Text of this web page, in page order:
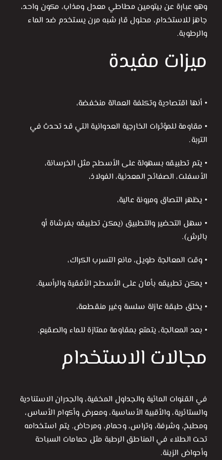
وهو عبارة عن بيتومين مطاطي معدل ومذاب، مكون واحد،
جاهز للاستخدام، محلول قار شبه مرن يستخدم ضد الماء
والرطوبة.
ميزات مفيدة
• أنها اقتصادية وتكلفة العمالة منخفضة،
• مقاومة للمؤثرات الخارجية العدوانية التي قد تحدث في
التربة.
• يتم تطبيقه بسهولة على الأسطح مثل الخرسانة،
الأسفلت، الصفائح المعدنية، الفولاذ،
• يظهر التصاق ومرونة عالية،
• سهل التحضير والتطبيق (يمكن تطبيقه بفرشاة أو
بالرش).
• وقت المعالجة طويل، مانع التسرب الكراك،
• يمكن تطبيقه بأمان على الأسطح الأفقية والرأسية.
• يخلق طبقة عازلة سلسة وغير منقطعة،
• بعد المعالجة، يتمتع بمقاومة ممتازة للماء والصقيع.
مجالات الاستخدام
في القنوات المائية والجداول المخفية، والجدران الاستنادية
والستائرية، والأقبية الأساسية، ومعرض وأكوام الأساس،
ومطبخ، وشرفة، وتراس، وحمام، ومرحاض. يتم استخدامه
تحت الطلاء في المناطق الرطبة مثل حمامات السباحة
وأحواض الزينة.